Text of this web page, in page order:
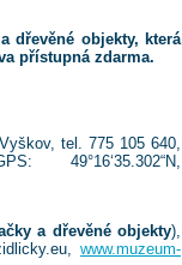
dřevěné objekty, která
přístupná zdarma.
tel. 775 105 640,
49°16‘35.302“N,
a dřevěné objekty),
www.muzeum-